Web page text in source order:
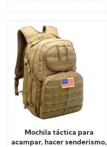
Mochila táctica para
acampar, hacer senderismo,